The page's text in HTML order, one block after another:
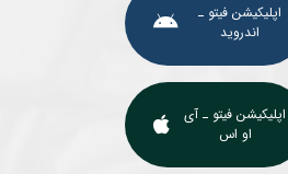
اپلیکیشن فیتو ـ
اندروید
اپلیکیشن فیتو ـ آی
او اس